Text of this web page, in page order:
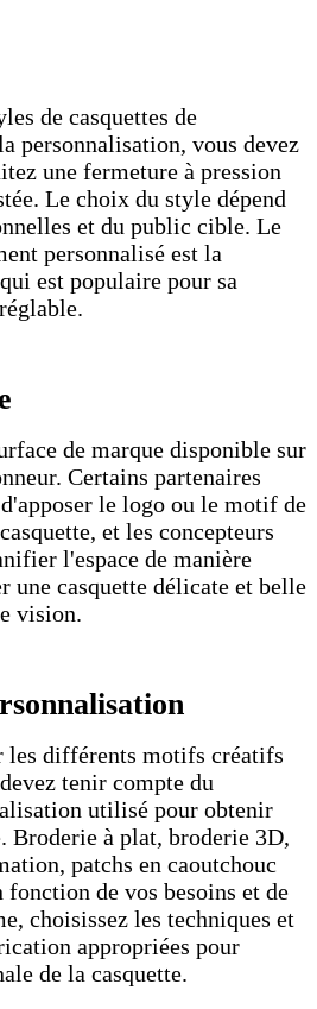
de casquettes de
personnalisation, vous devez
une fermeture à pression
Le choix du style dépend
et du public cible. Le
personnalisé est la
est populaire pour sa
de marque disponible sur
Certains partenaires
le logo ou le motif de
et les concepteurs
l'espace de manière
une casquette délicate et belle
vision.
les différents motifs créatifs
tenir compte du
utilisé pour obtenir
Broderie à plat, broderie 3D,
patchs en caoutchouc
fonction de vos besoins et de
choisissez les techniques et
appropriées pour
de la casquette.